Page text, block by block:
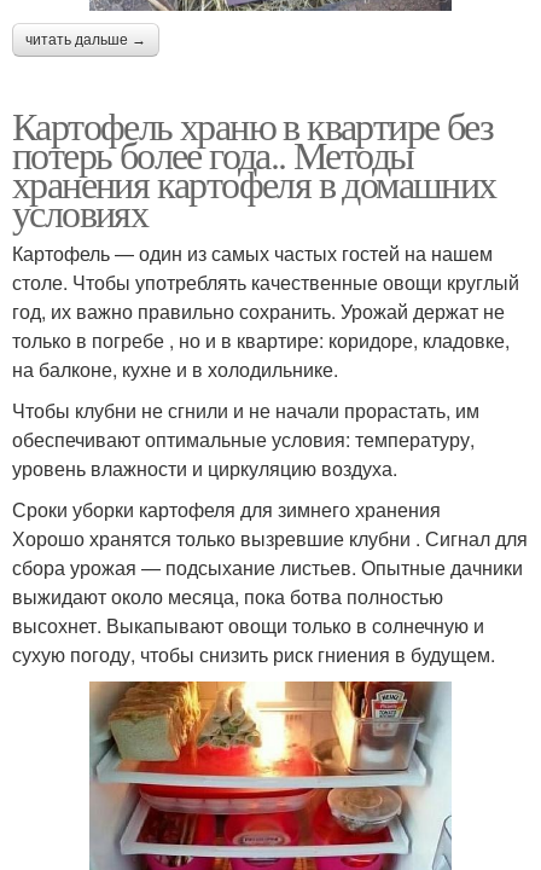
читать дальше →
Картофель храню в квартире без
потерь более года.. Методы
хранения картофеля в домашних
условиях
Картофель — один из самых частых гостей на нашем
столе. Чтобы употреблять качественные овощи круглый
год, их важно правильно сохранить. Урожай держат не
только в погребе , но и в квартире: коридоре, кладовке,
на балконе, кухне и в холодильнике.
Чтобы клубни не сгнили и не начали прорастать, им
обеспечивают оптимальные условия: температуру,
уровень влажности и циркуляцию воздуха.
Сроки уборки картофеля для зимнего хранения
Хорошо хранятся только вызревшие клубни . Сигнал для
сбора урожая — подсыхание листьев. Опытные дачники
выжидают около месяца, пока ботва полностью
высохнет. Выкапывают овощи только в солнечную и
сухую погоду, чтобы снизить риск гниения в будущем.